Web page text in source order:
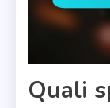
Quali